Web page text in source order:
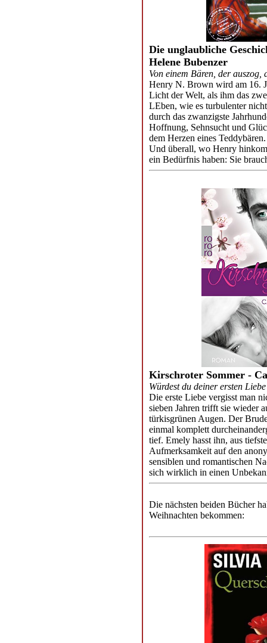
Die unglaubliche
Helene Bubenzer
Von einem Bären, der auszog,
Henry N. Brown wird am 16.
Licht der Welt, als ihm das
LEben, wie es turbulenter
durch das zwanzigste
Hoffnung, Sehnsucht und
dem Herzen eines Teddybären.
Und überall, wo Henry
ein Bedürfnis haben: Sie
Kirschroter Sommer -
Würdest du deiner ersten
Die erste Liebe vergisst man
sieben Jahren trifft sie wieder
türkisgrünen Augen. Der
einmal komplett
tief. Emely hasst ihn, aus
Aufmerksamkeit auf den
sensiblen und romantischen
sich wirklich in einen
Die nächsten beiden Bücher
Weihnachten bekommen: